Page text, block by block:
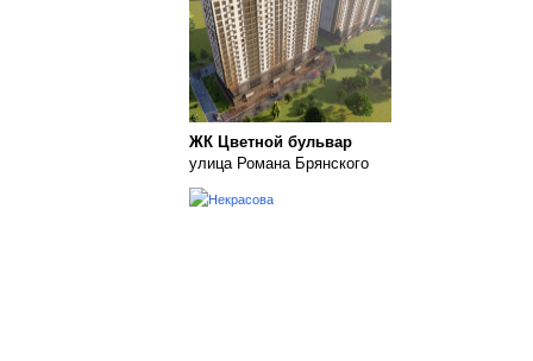
ЖК Цветной бульвар
улица Романа Брянского